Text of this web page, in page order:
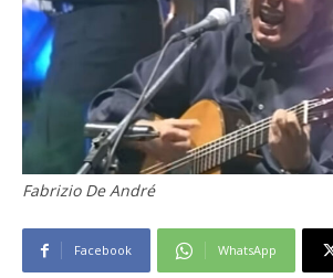
Fabrizio De André
Facebook WhatsApp